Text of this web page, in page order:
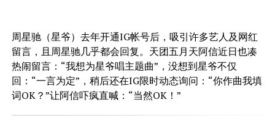
周星驰（星爷）去年开通IG帐号后，吸引许多艺人及网红
留言，且周星驰几乎都会回复。天团五月天阿信近日也凑
热闹留言：“我想为星爷唱主题曲”，没想到星爷不仅
回：“一言为定”，稍后还在IG限时动态询问：“你作曲我填
词OK？”让阿信吓疯直喊：“当然OK！”